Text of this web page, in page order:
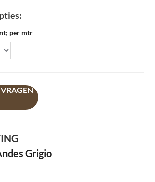
per mtr
Grigio